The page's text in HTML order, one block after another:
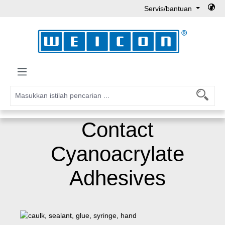
Servis/bantuan
Contact
Cyanoacrylate
Adhesives